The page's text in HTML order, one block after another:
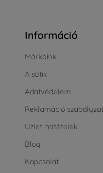
Információ
Márkáink
A sütik
Adatvédelem
Reklamáció szabályzat
Üzleti feltételek
Blog
Kapcsolat